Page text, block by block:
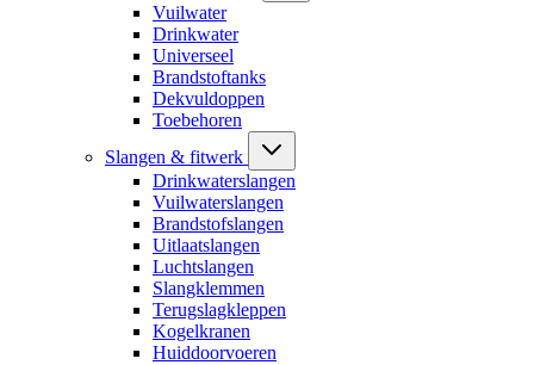
Vuilwater
Drinkwater
Universeel
Brandstoftanks
Dekvuldoppen
Toebehoren
Slangen & fitwerk
Drinkwaterslangen
Vuilwaterslangen
Brandstofslangen
Uitlaatslangen
Luchtslangen
Slangklemmen
Terugslagkleppen
Kogelkranen
Huiddoorvoeren